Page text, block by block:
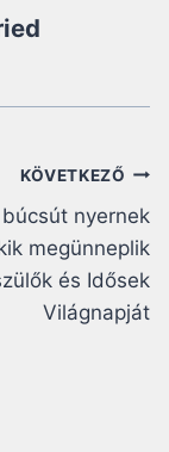
KÖVETKEZŐ
nyernek
megünneplik
és Idősek
Világnapját